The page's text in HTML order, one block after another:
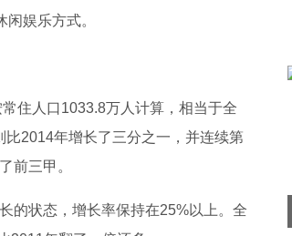
娱乐方式。
住人口1033.8万人计算，相当于全
2014年增长了三分之一，并连续第
前三甲。
的状态，增长率保持在25%以上。全